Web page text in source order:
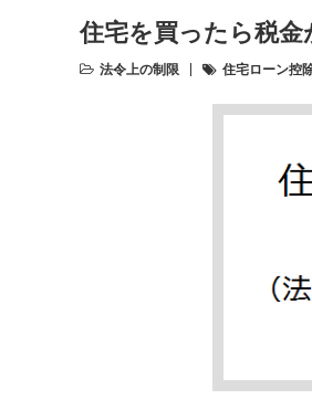
住宅を買ったら税
法令上の制限 住宅ローン控